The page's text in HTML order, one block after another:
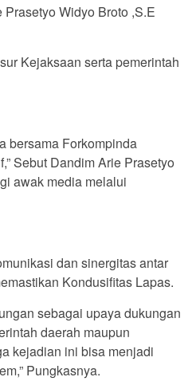
Widyo Broto ,S.E
Kejaksaan serta pemerintah
bersama Forkompinda
Sebut Dandim Arie Prasetyo
awak media melalui
dan sinergitas antar
Kondusifitas Lapas.
sebagai upaya dukungan
daerah maupun
kejadian ini bisa menjadi
Pungkasnya.